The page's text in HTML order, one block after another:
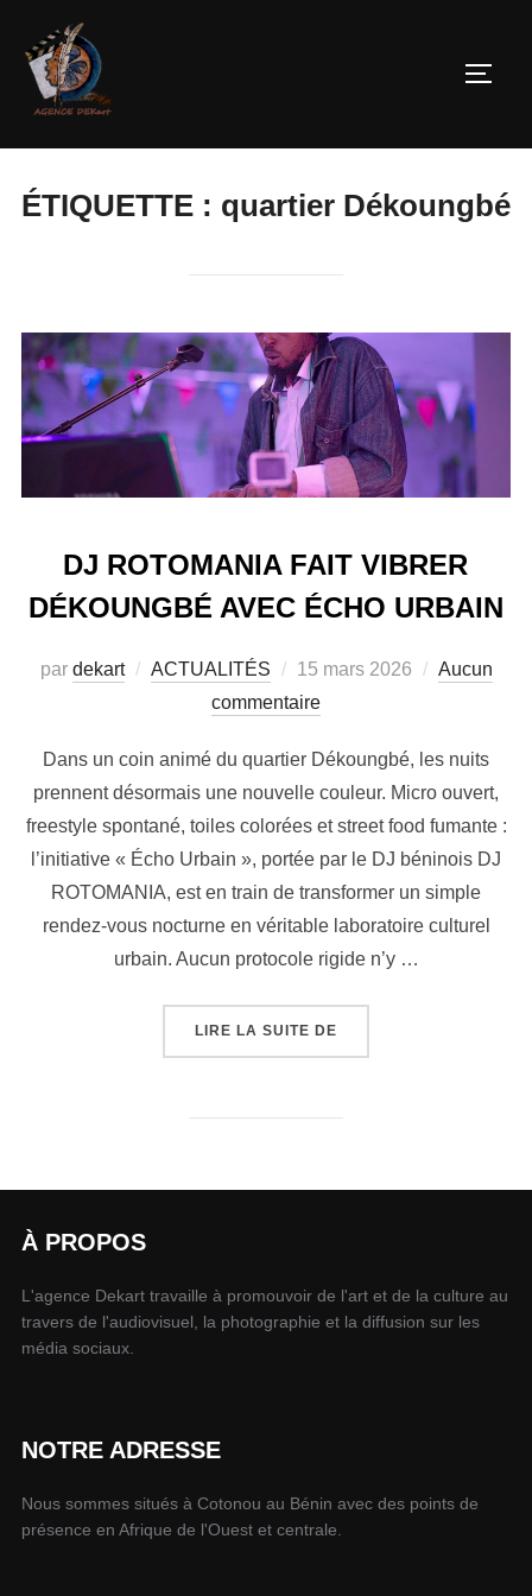
ÉTIQUETTE : quartier Dékoungbé
DJ ROTOMANIA FAIT VIBRER
DÉKOUNGBÉ AVEC ÉCHO URBAIN
par dekart ACTUALITÉS 15 mars 2026
Aucun
commentaire
Dans un coin animé du quartier Dékoungbé, les nuits
prennent désormais une nouvelle couleur. Micro ouvert,
freestyle spontané, toiles colorées et street food fumante :
l’initiative « Écho Urbain », portée par le DJ béninois DJ
ROTOMANIA, est en train de transformer un simple
rendez-vous nocturne en véritable laboratoire culturel
urbain. Aucun protocole rigide n’y …
LIRE LA SUITE DE
À PROPOS
L'agence Dekart travaille à promouvoir de l'art et de la culture au
travers de l'audiovisuel, la photographie et la diffusion sur les
média sociaux.
NOTRE ADRESSE
Nous sommes situés à Cotonou au Bénin avec des points de
présence en Afrique de l'Ouest et centrale.